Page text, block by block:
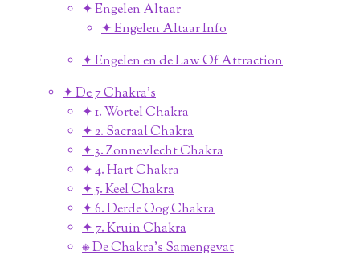
✦ Engelen Altaar
✦ Engelen Altaar Info
✦ Engelen en de Law Of Attraction
✦ De 7 Chakra's
✦ 1. Wortel Chakra
✦ 2. Sacraal Chakra
✦ 3. Zonnevlecht Chakra
✦ 4. Hart Chakra
✦ 5. Keel Chakra
✦ 6. Derde Oog Chakra
✦ 7. Kruin Chakra
⎈ De Chakra's Samengevat